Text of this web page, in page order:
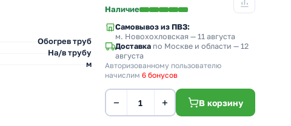
Обогрев труб
На/в трубу
м
Наличие
Самовывоз из ПВЗ:
м. Новохохловская — 11 августа
Доставка по Москве и области — 12
августа
Авторизованному пользователю
начислим 6 бонусов
− + В корзину